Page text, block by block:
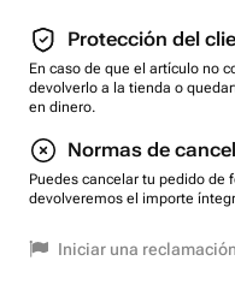
Protección del
En caso de que el artículo no
devolverlo a la tienda o
en dinero.
Normas de
Puedes cancelar tu pedido de
devolveremos el importe
Iniciar una